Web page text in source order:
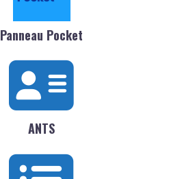
Panneau Pocket
ANTS